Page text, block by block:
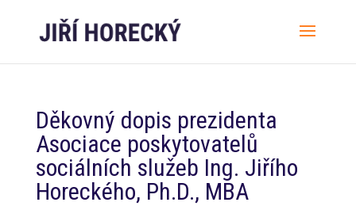
Děkovný dopis prezidenta
Asociace poskytovatelů
sociálních služeb Ing. Jiřího
Horeckého, Ph.D., MBA